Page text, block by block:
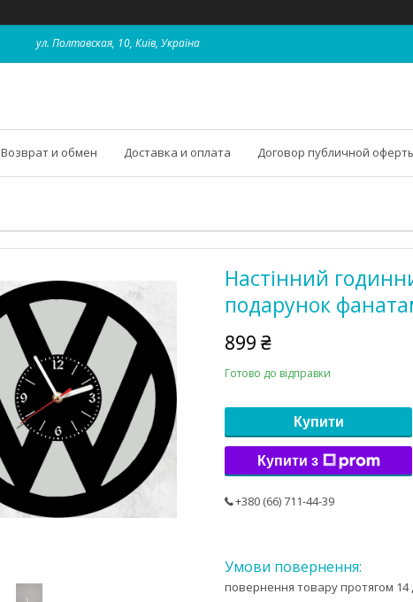
ул. Полтавская, 10, Київ, Україна
Возврат и обмен Доставка и оплата Договор публичной
Настінний
подарунок
899 ₴
Готово до відправки
Купити
Купити з
+380 (66) 711-44-39
повернення товару протягом 14